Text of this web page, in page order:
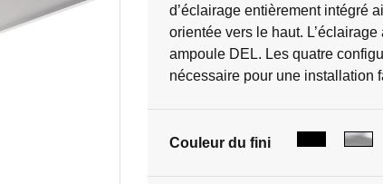
d’éclairage entièrement intégré
orientée vers le haut.
ampoule DEL. Les quatre
nécessaire pour une installation
Couleur du fini